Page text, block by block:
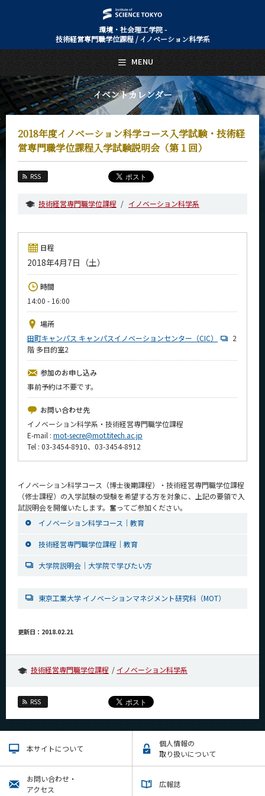
環境・社会理工学院 -
技術経営専門職学位課程 / イノベーション科学系
イベントカレンダー
2018年度イノベーション科学コース入学試験・技術経
営専門職学位課程入学試験説明会（第１回）
RSS
技術経営専門職学位課程 イノベーション科学系
日程
2018年4月7日（土）
時間
14:00 - 16:00
場所
田町キャンパス キャンパスイノベーションセンター（CIC）
2
階 多目的室2
参加のお申し込み
事前予約は不要です。
お問い合わせ先
イノベーション科学系・技術経営専門職学位課程
E-mail : mot-secre@mot.titech.ac.jp
Tel : 03-3454-8910、03-3454-8912
イノベーション科学コース（博士後期課程）・技術経営専門職学位課程
（修士課程）の入学試験の受験を希望する方を対象に、上記の要領で入
試説明会を開催いたします。奮ってご参加ください。
イノベーション科学コース｜教育
技術経営専門職学位課程｜教育
大学院説明会｜大学院で学びたい方
東京工業大学 イノベーションマネジメント研究科（MOT）
更新日：2018.02.21
技術経営専門職学位課程 イノベーション科学系
RSS
本サイトについて
個人情報の
取り扱いについて
お問い合わせ・
アクセス
広報誌
MENU
日本語 English
Top Page
技術経営専門職学位課程 / イノベーション科学系について
About Us
教育
Education
Faculty and Laboratories
未来
Future
入学案内
技術経営専門職学位課程 / イノベーション科学系 News
News
イベントカレンダー
Event Calendar
今後のイベント
今後の課程別イベント
年別アーカイブ
サイト構成
系詳細情報
CLOSE